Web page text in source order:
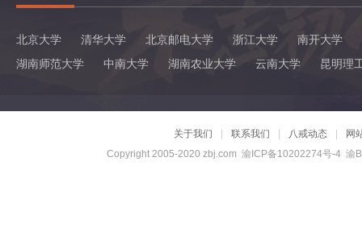
北京大学 清华大学 北京邮电大学 浙江大学
南开大学
湖南师范大学
中南大学 湖南农业大学 云南大学 昆明理
关于我们 联系我们 八戒动态
网
Copyright 2005-2020 zbj.com 渝ICP备10202274号-4 渝